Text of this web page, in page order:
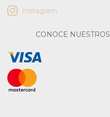
Instagram
CONOCE NUESTROS